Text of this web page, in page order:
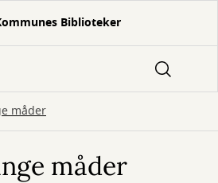
Biblioteker
måder
måder